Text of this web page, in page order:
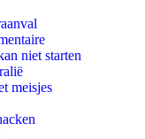
niet starten
meisjes